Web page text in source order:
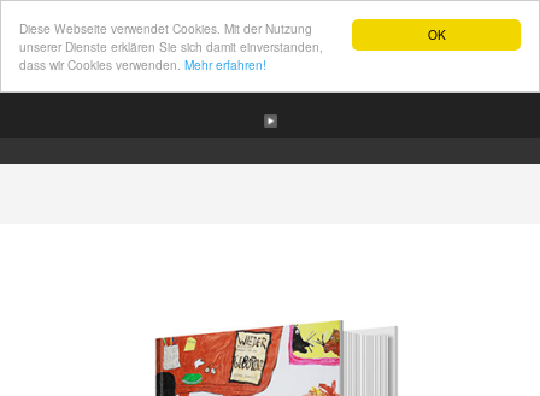
OK
Diese Webseite verwendet Cookies. Mit der Nutzung
unserer Dienste erklären Sie sich damit einverstanden,
dass wir Cookies verwenden. Mehr erfahren!